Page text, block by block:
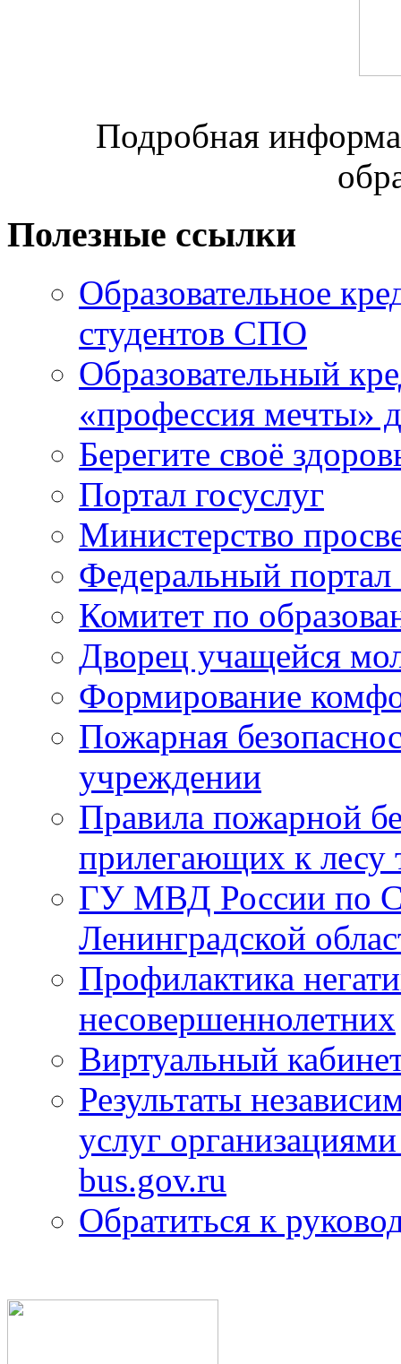
Подробная
Полезные ссылки
Образовательное
студентов СПО
Образовательный
«профессия мечты»
Берегите своё
Портал госуслуг
Министерство
Федеральный портал
Комитет по
Дворец учащейся
Формирование
Пожарная
учреждении
Правила пожарной
прилегающих к лесу
ГУ МВД России по
Ленинградской
Профилактика
несовершеннолетних
Виртуальный
Результаты
услуг
bus.gov.ru
Обратиться к